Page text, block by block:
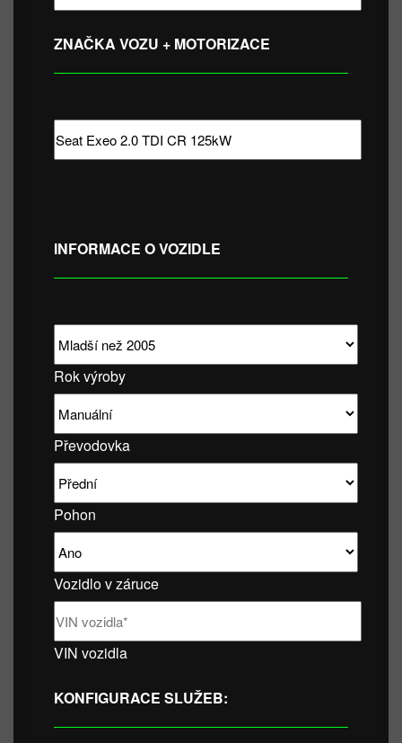
ZNAČKA VOZU + MOTORIZACE
INFORMACE O VOZIDLE
Rok výroby
Převodovka
Pohon
Vozidlo v záruce
VIN vozidla
KONFIGURACE SLUŽEB: